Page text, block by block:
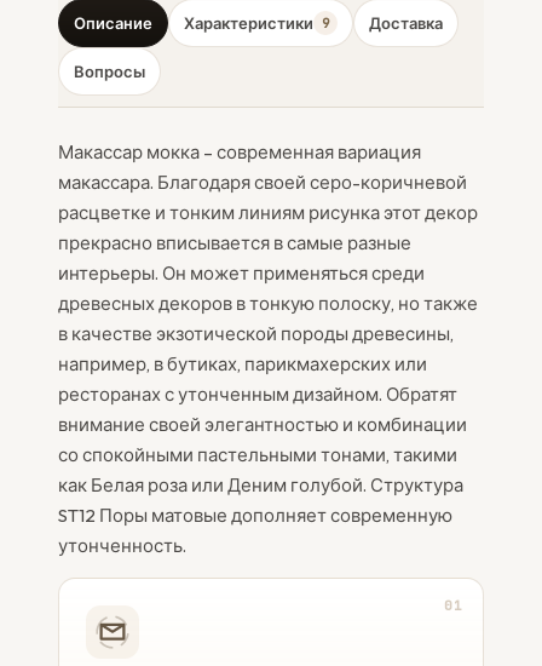
Описание Характеристики 9 Доставка
Вопросы
Макассар мокка – современная вариация
макассара. Благодаря своей серо-коричневой
расцветке и тонким линиям рисунка этот декор
прекрасно вписывается в самые разные
интерьеры. Он может применяться среди
древесных декоров в тонкую полоску, но также
в качестве экзотической породы древесины,
например, в бутиках, парикмахерских или
ресторанах с утонченным дизайном. Обратят
внимание своей элегантностью и комбинации
со спокойными пастельными тонами, такими
как Белая роза или Деним голубой. Структура
ST12 Поры матовые дополняет современную
утонченность.
01